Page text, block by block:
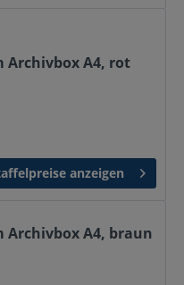
Archivbox A4, rot
anzeigen
Archivbox A4, braun